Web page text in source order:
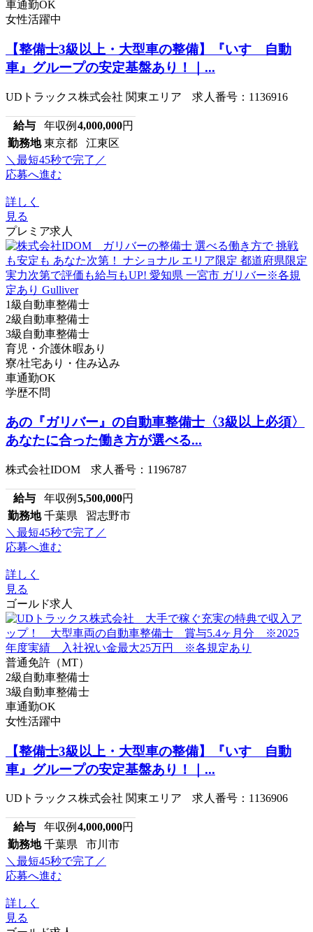
車通勤OK
女性活躍中
【整備士3級以上・大型車の整備】『いすゞ自動
車』グループの安定基盤あり！｜...
UDトラックス株式会社 関東エリア 求人番号：1136916
給与 年収例 4,000,000円
勤務地 東京都 江東区
＼最短45秒で完了／
応募へ進む
詳しく
見る
プレミア求人
1級自動車整備士
2級自動車整備士
3級自動車整備士
育児・介護休暇あり
寮/社宅あり・住み込み
車通勤OK
学歴不問
あの『ガリバー』の自動車整備士〈3級以上必須〉
あなたに合った働き方が選べる...
株式会社IDOM 求人番号：1196787
給与 年収例 5,500,000円
勤務地 千葉県 習志野市
＼最短45秒で完了／
応募へ進む
詳しく
見る
ゴールド求人
普通免許（MT）
2級自動車整備士
3級自動車整備士
車通勤OK
女性活躍中
【整備士3級以上・大型車の整備】『いすゞ自動
車』グループの安定基盤あり！｜...
UDトラックス株式会社 関東エリア 求人番号：1136906
給与 年収例 4,000,000円
勤務地 千葉県 市川市
＼最短45秒で完了／
応募へ進む
詳しく
見る